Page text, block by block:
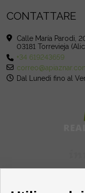
CONTATTARE
Calle María Parodi,
03181 Torrevieja
+34 619243659
Dal Lunedi fino al